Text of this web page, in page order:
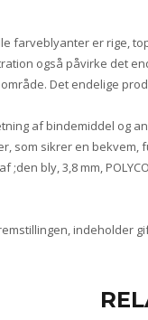
farveblyanter er
også påvirke det
Det endelige
af bindemiddel og
som sikrer en
bly, 3,8 mm,
indeholder